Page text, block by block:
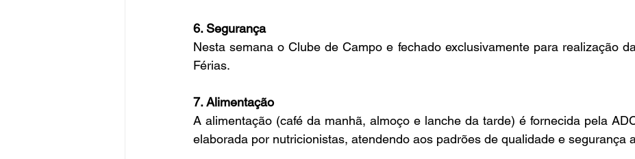
6. Segurança
Nesta semana o Clube de Campo e fechado exclusivamente para realização
Férias.
7. Alimentação
A alimentação (café da manhã, almoço e lanche da tarde) é fornecida pela
elaborada por nutricionistas, atendendo aos padrões de qualidade e segurança